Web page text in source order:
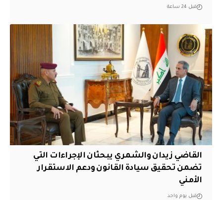
قبل 24 ساعة
القاضي زيدان والشمري يبحثان الإجراءات التي
تضمن تحقيق سيادة القانون ودعم الاستقرار
الأمني
قبل يوم واحد